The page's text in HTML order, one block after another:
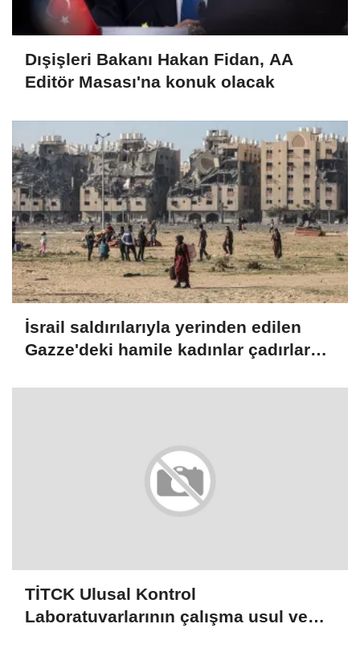
Dışişleri Bakanı Hakan Fidan, AA
Editör Masası'na konuk olacak
İsrail saldırılarıyla yerinden edilen
Gazze'deki hamile kadınlar çadırlarda
TİTCK Ulusal Kontrol
Laboratuvarlarının çalışma usul ve